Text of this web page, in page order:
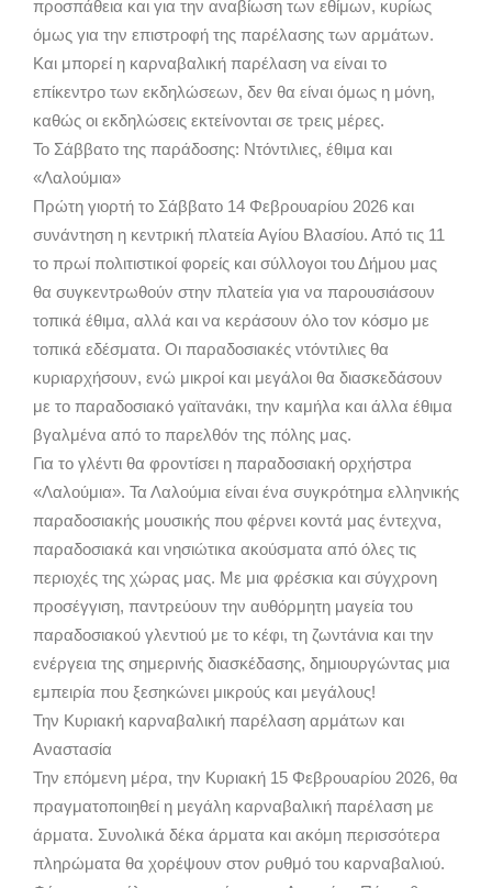
προσπάθεια και για την αναβίωση των εθίμων, κυρίως
όμως για την επιστροφή της παρέλασης των αρμάτων.
Και μπορεί η καρναβαλική παρέλαση να είναι το
επίκεντρο των εκδηλώσεων, δεν θα είναι όμως η μόνη,
καθώς οι εκδηλώσεις εκτείνονται σε τρεις μέρες.
Το Σάββατο της παράδοσης: Ντόντιλιες, έθιμα και
«Λαλούμια»
Πρώτη γιορτή το Σάββατο 14 Φεβρουαρίου 2026 και
συνάντηση η κεντρική πλατεία Αγίου Βλασίου. Από τις 11
το πρωί πολιτιστικοί φορείς και σύλλογοι του Δήμου μας
θα συγκεντρωθούν στην πλατεία για να παρουσιάσουν
τοπικά έθιμα, αλλά και να κεράσουν όλο τον κόσμο με
τοπικά εδέσματα. Οι παραδοσιακές ντόντιλιες θα
κυριαρχήσουν, ενώ μικροί και μεγάλοι θα διασκεδάσουν
με το παραδοσιακό γαϊτανάκι, την καμήλα και άλλα έθιμα
βγαλμένα από το παρελθόν της πόλης μας.
Για το γλέντι θα φροντίσει η παραδοσιακή ορχήστρα
«Λαλούμια». Τα Λαλούμια είναι ένα συγκρότημα ελληνικής
παραδοσιακής μουσικής που φέρνει κοντά μας έντεχνα,
παραδοσιακά και νησιώτικα ακούσματα από όλες τις
περιοχές της χώρας μας. Με μια φρέσκια και σύγχρονη
προσέγγιση, παντρεύουν την αυθόρμητη μαγεία του
παραδοσιακού γλεντιού με το κέφι, τη ζωντάνια και την
ενέργεια της σημερινής διασκέδασης, δημιουργώντας μια
εμπειρία που ξεσηκώνει μικρούς και μεγάλους!
Την Κυριακή καρναβαλική παρέλαση αρμάτων και
Αναστασία
Την επόμενη μέρα, την Κυριακή 15 Φεβρουαρίου 2026, θα
πραγματοποιηθεί η μεγάλη καρναβαλική παρέλαση με
άρματα. Συνολικά δέκα άρματα και ακόμη περισσότερα
πληρώματα θα χορέψουν στον ρυθμό του καρναβαλιού.